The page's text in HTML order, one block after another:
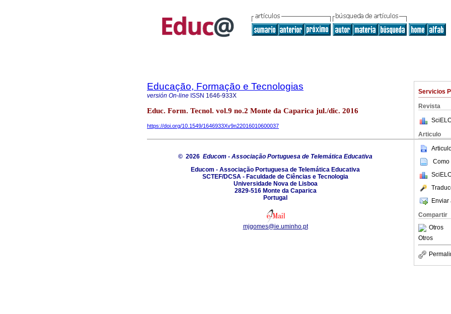
Servicios
Revista
Articulo
Como
Enviar
Compartir
Otros
Otros
Educação, Formação e Tecnologias
versión On-line ISSN 1646-933X
Educ. Form. Tecnol. vol.9 no.2 Monte da Caparica jul./dic. 2016
https://doi.org/10.1549/1646933Xv9n22016010600037
© 2026 Educom - Associação Portuguesa de Telemática Educativa
Educom - Associação Portuguesa de Telemática Educativa
SCTEF/DCSA - Faculdade de Ciências e Tecnologia
Universidade Nova de Lisboa
2829-516 Monte da Caparica
Portugal
mjgomes@ie.uminho.pt